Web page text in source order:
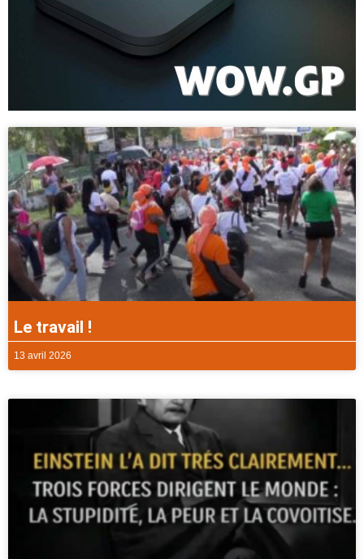
Le travail !
13 avril 2026